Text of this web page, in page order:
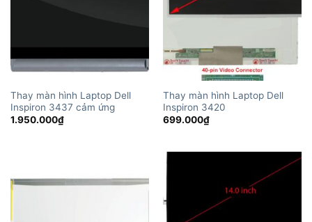
Thay màn hình Laptop Dell
Inspiron 3437 cảm ứng
1.950.000₫
Thay màn hình Laptop Dell
Inspiron 3420
699.000₫